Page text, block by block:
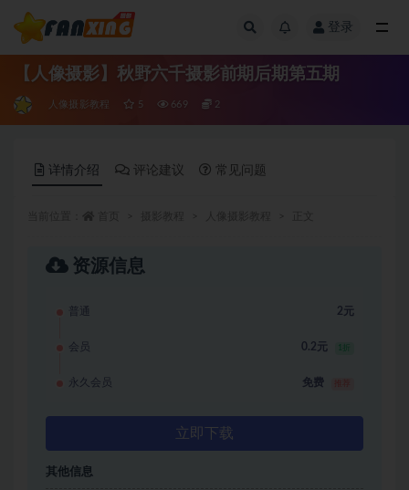
登录
【人像摄影】秋野六千摄影前期后期第五期
人像摄影教程 5 669 2
详情介绍 评论建议 常见问题
资源信息
普通 2元
会员 0.2元 1折
永久会员 免费
立即下载
其他信息